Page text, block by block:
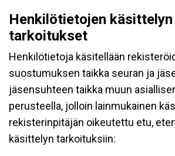
Henkilötietojen käsittelyn
tarkoitukset
Henkilötietoja käsitellään
suostumuksen taikka seuran ja
jäsensuhteen taikka muun
perusteella, jolloin lainmukainen
rekisterinpitäjän oikeutettu etu,
käsittelyn tarkoituksiin: